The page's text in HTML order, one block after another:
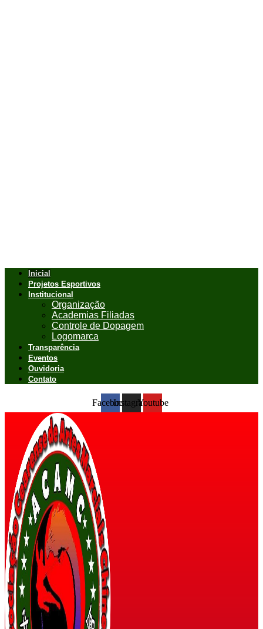
Inicial
Projetos Esportivos
Institucional
Organização
Academias Filiadas
Controle de Dopagem
Logomarca
Transparência
Eventos
Ouvidoria
Contato
FacebookInstagramYoutube